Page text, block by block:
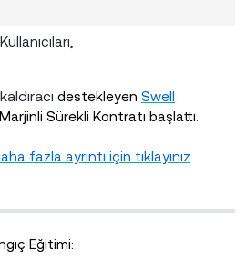
kaldıracı destekleyen Swell
Sürekli Kontratı başlattı.
fazla ayrıntı için tıklayınız
​​Eğitimi: